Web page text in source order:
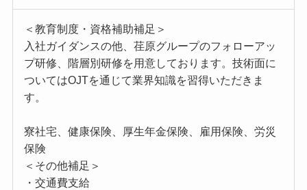
＜教育制度・資格補助補足＞
入社ガイダンスの他、荏原グループのフォローアッ
プ研修、階層別研修を用意しております。技術面に
ついてはOJTを通じて業界知識を習得いただきま
す。
寮社宅、健康保険、厚生年金保険、雇用保険、労災
保険
＜その他補足＞
・交通費支給